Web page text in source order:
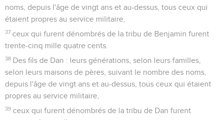
noms, depuis l'âge de vingt ans et au-dessus, tous ceux qui
étaient propres au service militaire,
37 ceux qui furent dénombrés de la tribu de Benjamin furent
trente-cinq mille quatre cents.
38 Des fils de Dan : leurs générations, selon leurs familles,
selon leurs maisons de pères, suivant le nombre des noms,
depuis l'âge de vingt ans et au-dessus, tous ceux qui étaient
propres au service militaire,
39 ceux qui furent dénombrés de la tribu de Dan furent